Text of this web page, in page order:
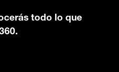
todo lo que